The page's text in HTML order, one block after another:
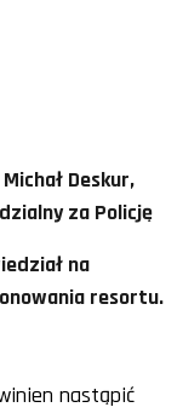
Deskur,
za Policję
na
resortu.
nastąpić